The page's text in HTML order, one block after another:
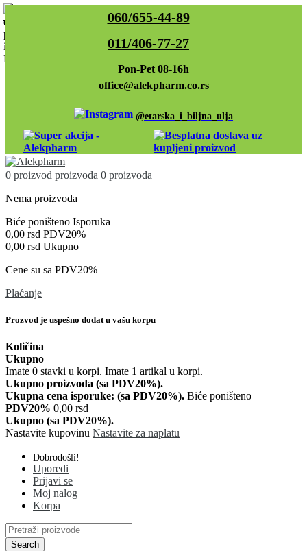
060/655-44-89
011/406-77-27
Pon-Pet 08-16h
office@alekpharm.co.rs
@etarska_i_biljna_ulja
0 proizvod proizvoda 0 proizvoda
Nema proizvoda
Biće poništeno Isporuka
0,00 rsd PDV20%
0,00 rsd Ukupno
Cene su sa PDV20%
Plaćanje
Prozvod je uspešno dodat u vašu korpu
Količina
Ukupno
Imate 0 stavki u korpi. Imate 1 artikal u korpi.
Ukupno proizvoda (sa PDV20%).
Ukupna cena isporuke: (sa PDV20%). Biće poništeno
PDV20% 0,00 rsd
Ukupno (sa PDV20%).
Nastavite kupovinu Nastavite za naplatu
Dobrodošli!
Uporedi
Prijavi se
Moj nalog
Korpa
Search